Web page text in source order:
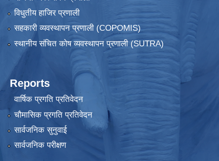
विधुतीय हाजिर प्रणाली
सहकारी व्यवस्थापन प्रणाली (COPOMIS)
स्थानीय संचित कोष व्यवस्थापन प्रणाली (SUTRA)
Reports
वार्षिक प्रगति प्रतिवेदन
चौमासिक प्रगति प्रतिवेदन
सार्वजनिक सुनुवाई
सार्वजनिक परीक्षण